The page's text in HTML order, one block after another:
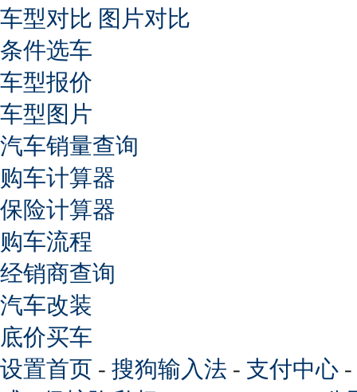
车型对比 图片对比
条件选车
车型报价
车型图片
汽车销量查询
购车计算器
保险计算器
购车流程
经销商查询
汽车改装
底价买车
设置首页 - 搜狗输入法 - 支付中心 -